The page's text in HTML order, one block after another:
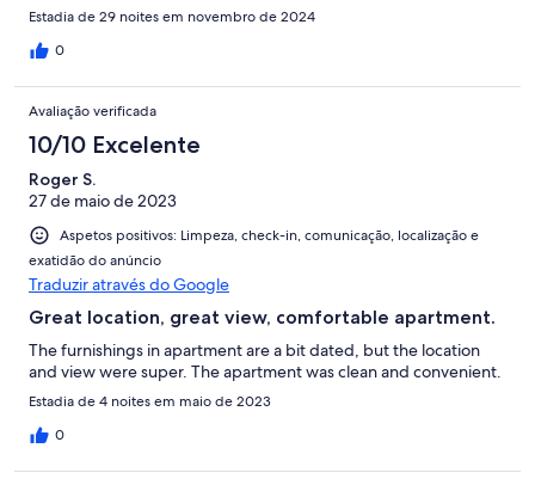
Estadia de 29 noites em novembro de 2024
0
Avaliação verificada
10/10 Excelente
Roger S.
27 de maio de 2023
Aspetos positivos: Limpeza, check-in, comunicação, localização e
exatidão do anúncio
Traduzir através do Google
Great location, great view, comfortable apartment.
The furnishings in apartment are a bit dated, but the location
and view were super. The apartment was clean and convenient.
Estadia de 4 noites em maio de 2023
0